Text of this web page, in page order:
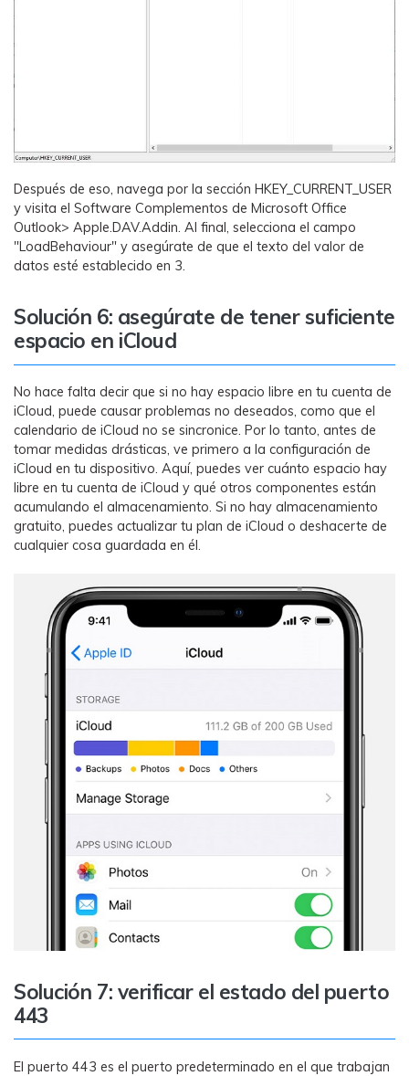
Después de eso, navega por la sección HKEY_CURRENT_USER
y visita el Software Complementos de Microsoft Office
Outlook> Apple.DAV.Addin. Al final, selecciona el campo
"LoadBehaviour" y asegúrate de que el texto del valor de
datos esté establecido en 3.
Solución 6: asegúrate de tener suficiente
espacio en iCloud
No hace falta decir que si no hay espacio libre en tu cuenta de
iCloud, puede causar problemas no deseados, como que el
calendario de iCloud no se sincronice. Por lo tanto, antes de
tomar medidas drásticas, ve primero a la configuración de
iCloud en tu dispositivo. Aquí, puedes ver cuánto espacio hay
libre en tu cuenta de iCloud y qué otros componentes están
acumulando el almacenamiento. Si no hay almacenamiento
gratuito, puedes actualizar tu plan de iCloud o deshacerte de
cualquier cosa guardada en él.
Solución 7: verificar el estado del puerto
443
El puerto 443 es el puerto predeterminado en el que trabajan